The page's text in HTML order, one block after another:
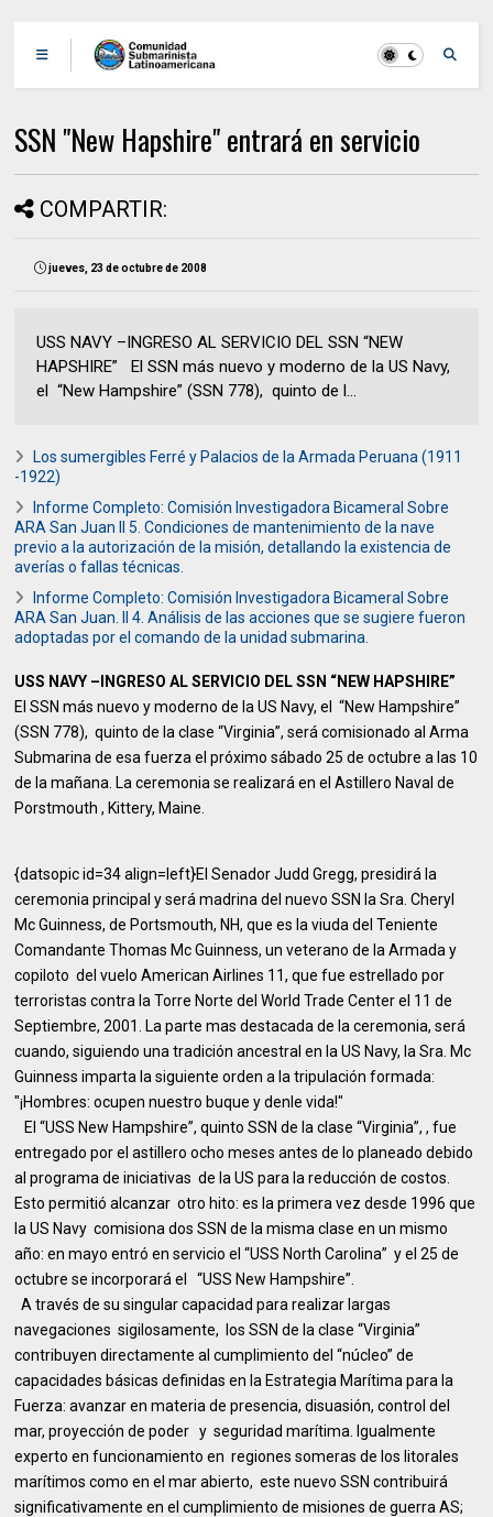
SSN "New Hapshire" entrará en servicio
COMPARTIR:
jueves, 23 de octubre de 2008
USS NAVY –INGRESO AL SERVICIO DEL SSN “NEW
HAPSHIRE” El SSN más nuevo y moderno de la US Navy,
el “New Hampshire” (SSN 778), quinto de l...
Los sumergibles Ferré y Palacios de la Armada Peruana (1911
-1922)
Informe Completo: Comisión Investigadora Bicameral Sobre
ARA San Juan II 5. Condiciones de mantenimiento de la nave
previo a la autorización de la misión, detallando la existencia de
averías o fallas técnicas.
Informe Completo: Comisión Investigadora Bicameral Sobre
ARA San Juan. II 4. Análisis de las acciones que se sugiere fueron
adoptadas por el comando de la unidad submarina.
USS NAVY –INGRESO AL SERVICIO DEL SSN “NEW HAPSHIRE”
El SSN más nuevo y moderno de la US Navy, el “New Hampshire”
(SSN 778), quinto de la clase “Virginia”, será comisionado al Arma
Submarina de esa fuerza el próximo sábado 25 de octubre a las 10
de la mañana. La ceremonia se realizará en el Astillero Naval de
Porstmouth , Kittery, Maine.
{datsopic id=34 align=left}El Senador Judd Gregg, presidirá la
ceremonia principal y será madrina del nuevo SSN la Sra. Cheryl
Mc Guinness, de Portsmouth, NH, que es la viuda del Teniente
Comandante Thomas Mc Guinness, un veterano de la Armada y
copiloto del vuelo American Airlines 11, que fue estrellado por
terroristas contra la Torre Norte del World Trade Center el 11 de
Septiembre, 2001. La parte mas destacada de la ceremonia, será
cuando, siguiendo una tradición ancestral en la US Navy, la Sra. Mc
Guinness imparta la siguiente orden a la tripulación formada:
"¡Hombres: ocupen nuestro buque y denle vida!"
El “USS New Hampshire”, quinto SSN de la clase “Virginia”, , fue
entregado por el astillero ocho meses antes de lo planeado debido
al programa de iniciativas de la US para la reducción de costos.
Esto permitió alcanzar otro hito: es la primera vez desde 1996 que
la US Navy comisiona dos SSN de la misma clase en un mismo
año: en mayo entró en servicio el “USS North Carolina” y el 25 de
octubre se incorporará el “USS New Hampshire”.
A través de su singular capacidad para realizar largas
navegaciones sigilosamente, los SSN de la clase “Virginia”
contribuyen directamente al cumplimiento del “núcleo” de
capacidades básicas definidas en la Estrategia Marítima para la
Fuerza: avanzar en materia de presencia, disuasión, control del
mar, proyección de poder y seguridad marítima. Igualmente
experto en funcionamiento en regiones someras de los litorales
marítimos como en el mar abierto, este nuevo SSN contribuirá
significativamente en el cumplimiento de misiones de guerra AS;